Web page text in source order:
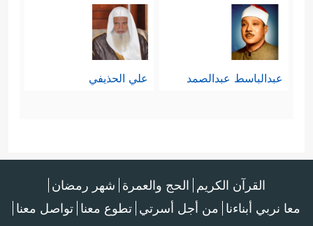
عبدالباسط عبدالصمد علي الحذيفي
القرآن الكريم الحج والعمرة شهر رمضان
معا نربي أبناءنا من أجل أسرتي تطوع معنا تواصل معنا